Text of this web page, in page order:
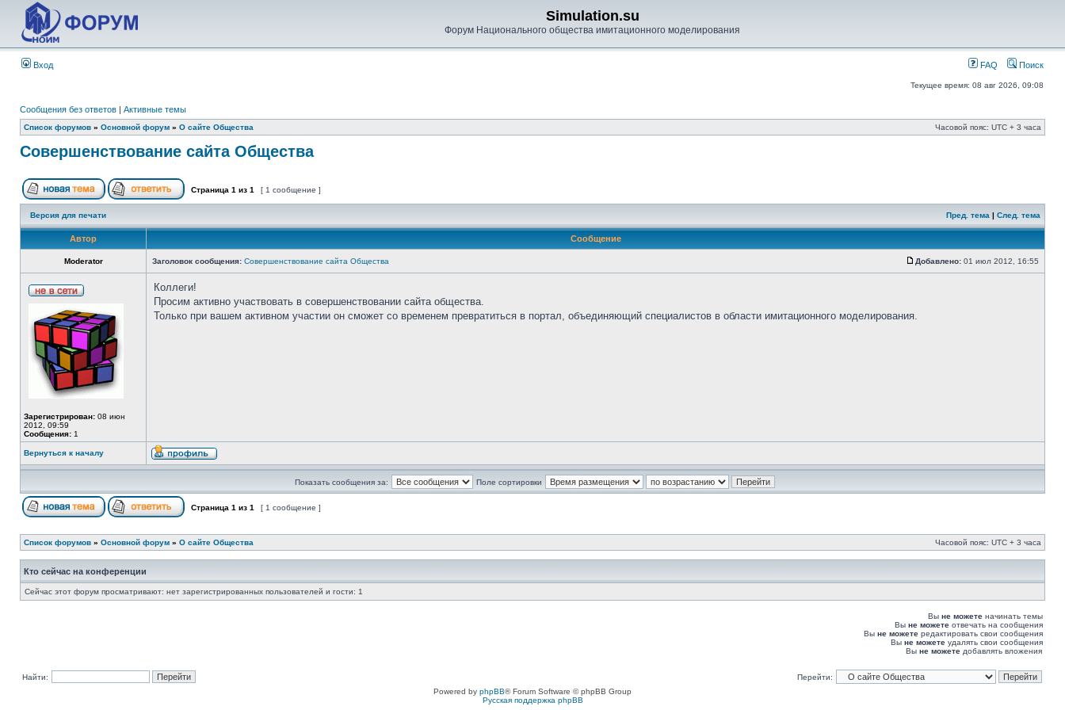
Simulation.su
Форум Национального общества имитационного моделирования
Вход FAQ Поиск
Текущее время: 08 авг 2026, 09:08
Сообщения без ответов | Активные темы
Список форумов » Основной форум » О сайте Общества Часовой пояс: UTC + 3 часа
Совершенствование сайта Общества
Страница 1 из 1 [ 1 сообщение ]
Версия для печати Пред. тема | След. тема
Автор Сообщение
Moderator Заголовок сообщения: Совершенствование сайта Общества Добавлено: 01 июл 2012, 16:55
Зарегистрирован: 08 июн
2012, 09:59
Сообщения: 1
Коллеги!
Просим активно участвовать в совершенствовании сайта общества.
Только при вашем активном участии он сможет со временем превратиться в портал, объединяющий специалистов в области имитационного моделирования.
Вернуться к началу
Показать сообщения за: Поле сортировки
Страница 1 из 1 [ 1 сообщение ]
Список форумов » Основной форум » О сайте Общества Часовой пояс: UTC + 3 часа
Кто сейчас на конференции
Сейчас этот форум просматривают: нет зарегистрированных пользователей и гости: 1
Вы не можете начинать темы
Вы не можете отвечать на сообщения
Вы не можете редактировать свои сообщения
Вы не можете удалять свои сообщения
Вы не можете добавлять вложения
Найти:
Перейти:
Powered by phpBB® Forum Software © phpBB Group
Русская поддержка phpBB